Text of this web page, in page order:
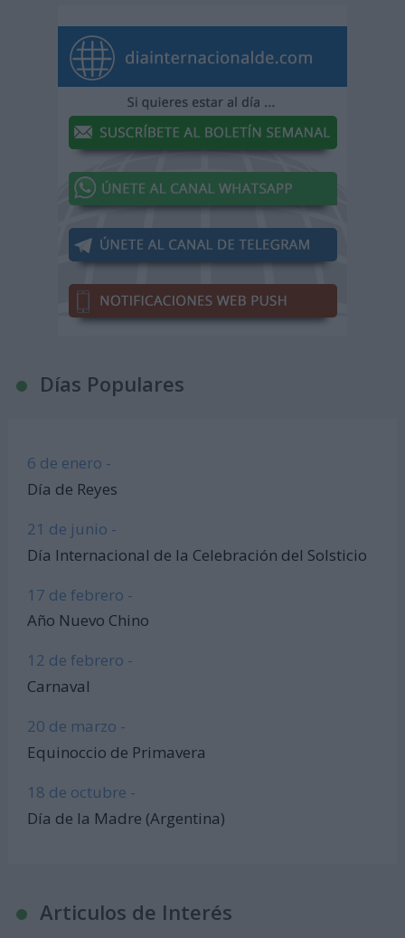
Días Populares
6 de enero -
Día de Reyes
21 de junio -
Día Internacional de la Celebración del Solsticio
17 de febrero -
Año Nuevo Chino
12 de febrero -
Carnaval
20 de marzo -
Equinoccio de Primavera
18 de octubre -
Día de la Madre (Argentina)
Articulos de Interés